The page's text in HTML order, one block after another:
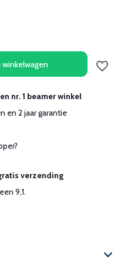
winkelwagen
nr. 1 beamer winkel
en 2 jaar garantie
verzending
9,1.